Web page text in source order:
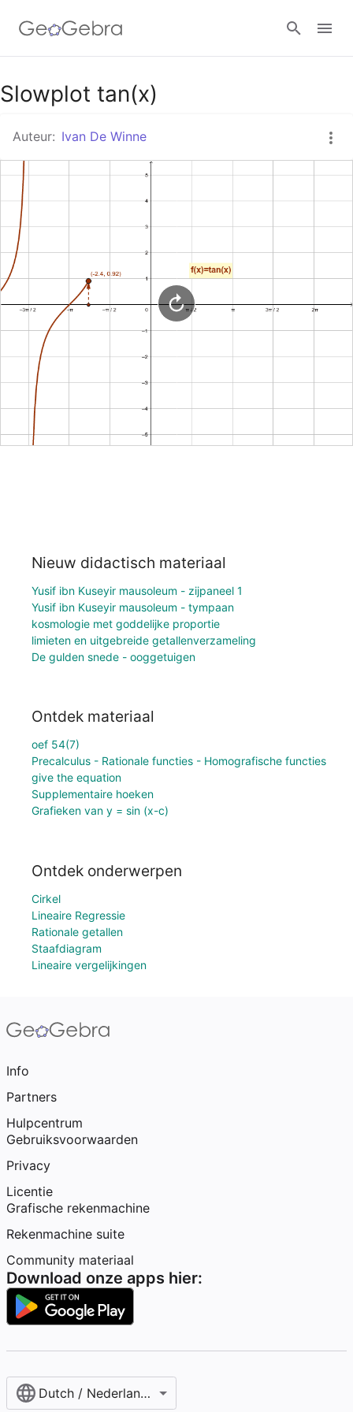
Google Classroom
GeoGebra Klaslokaal
Aanmelden
Slowplot tan(x)
Auteur: Ivan De Winne
Nieuw didactisch materiaal
Yusif ibn Kuseyir mausoleum - zijpaneel 1
Yusif ibn Kuseyir mausoleum - tympaan
kosmologie met goddelijke proportie
limieten en uitgebreide getallenverzameling
De gulden snede - ooggetuigen
Ontdek materiaal
oef 54(7)
Precalculus - Rationale functies - Homografische functies
give the equation
Supplementaire hoeken
Grafieken van y = sin (x-c)
Ontdek onderwerpen
Cirkel
Lineaire Regressie
Rationale getallen
Staafdiagram
Lineaire vergelijkingen
Info
Partners
Hulpcentrum
Gebruiksvoorwaarden
Privacy
Licentie
Grafische rekenmachine
Rekenmachine suite
Community materiaal
Download onze apps hier:
Dutch / Nederlands‎ (België)‎